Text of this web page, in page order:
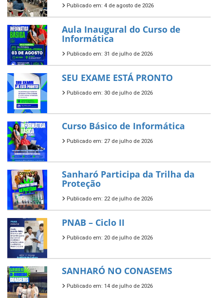
Publicado em: 4 de agosto de 2026
Aula Inaugural do Curso de
Informática
Publicado em: 31 de julho de 2026
SEU EXAME ESTÁ PRONTO
Publicado em: 30 de julho de 2026
Curso Básico de Informática
Publicado em: 27 de julho de 2026
Sanharó Participa da Trilha da
Proteção
Publicado em: 22 de julho de 2026
PNAB – Ciclo II
Publicado em: 20 de julho de 2026
SANHARÓ NO CONASEMS
Publicado em: 14 de julho de 2026